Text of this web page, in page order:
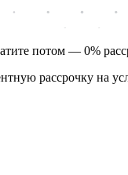
потом — 0%
рассрочку на